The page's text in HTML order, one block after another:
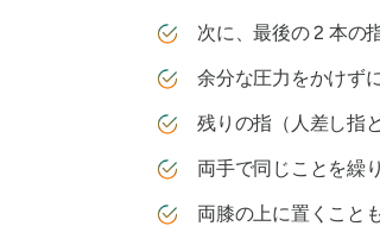
次に、最後の 2 本の
余分な圧力をかけず
残りの指（人差し指
両手で同じことを繰
両膝の上に置くこと